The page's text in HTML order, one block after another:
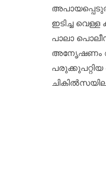
ഇടിച്ച വെള്ള
പാലാ
അനൃേഷണം